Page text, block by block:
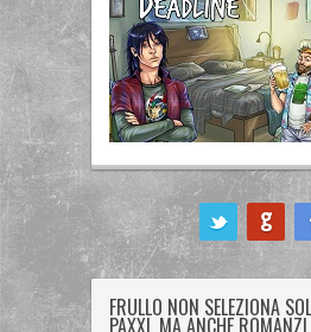
FRULLO NON SELEZIONA
PAXXI, MA ANCHE